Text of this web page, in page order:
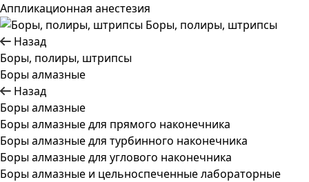
Аппликационная анестезия
Боры, полиры, штрипсы
Назад
Боры, полиры, штрипсы
Боры алмазные
Назад
Боры алмазные
Боры алмазные для прямого наконечника
Боры алмазные для турбинного наконечника
Боры алмазные для углового наконечника
Боры алмазные и цельноспеченные лабораторные